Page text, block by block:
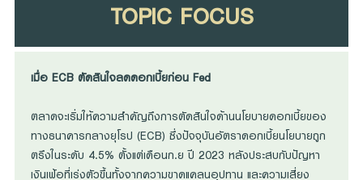
TOPIC FOCUS
เมื่อ ECB ตัดสินใจลดดอกเบี้ยก่อน Fed
ตลาดจะเริ่มให้ความสำคัญถึงการตัดสินใจด้านนโยบายดอกเบี้ยของ
ทางธนาคารกลางยุโรป (ECB) ซึ่งปัจจุบันอัตราดอกเบี้ยนโยบายถูก
ตรึงในระดับ 4.5% ตั้งแต่เดือนก.ย ปี 2023 หลังประสบกับปัญหา
เงินเฟ้อที่เร่งตัวขึ้นทั้งจากความขาดแคลนอุปทาน และความเสี่ยง